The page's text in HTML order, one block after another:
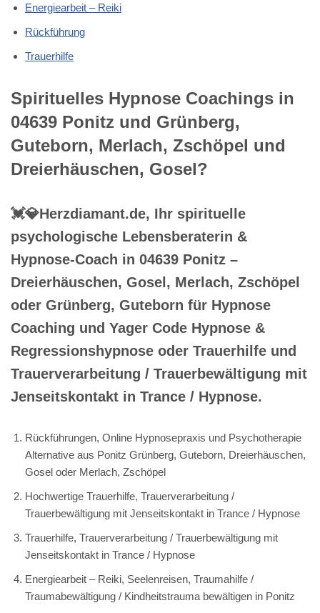
Energiearbeit – Reiki
Rückführung
Trauerhilfe
Spirituelles Hypnose Coachings in
04639 Ponitz und Grünberg,
Guteborn, Merlach, Zschöpel und
Dreierhäuschen, Gosel?
💓️💎Herzdiamant.de, Ihr spirituelle
psychologische Lebensberaterin &
Hypnose-Coach in 04639 Ponitz –
Dreierhäuschen, Gosel, Merlach, Zschöpel
oder Grünberg, Guteborn für Hypnose
Coaching und Yager Code Hypnose &
Regressionshypnose oder Trauerhilfe und
Trauerverarbeitung / Trauerbewältigung mit
Jenseitskontakt in Trance / Hypnose.
Rückführungen, Online Hypnosepraxis und Psychotherapie
Alternative aus Ponitz Grünberg, Guteborn, Dreierhäuschen,
Gosel oder Merlach, Zschöpel
Hochwertige Trauerhilfe, Trauerverarbeitung /
Trauerbewältigung mit Jenseitskontakt in Trance / Hypnose
Trauerhilfe, Trauerverarbeitung / Trauerbewältigung mit
Jenseitskontakt in Trance / Hypnose
Energiearbeit – Reiki, Seelenreisen, Traumahilfe /
Traumabewältigung / Kindheitstrauma bewältigen in Ponitz